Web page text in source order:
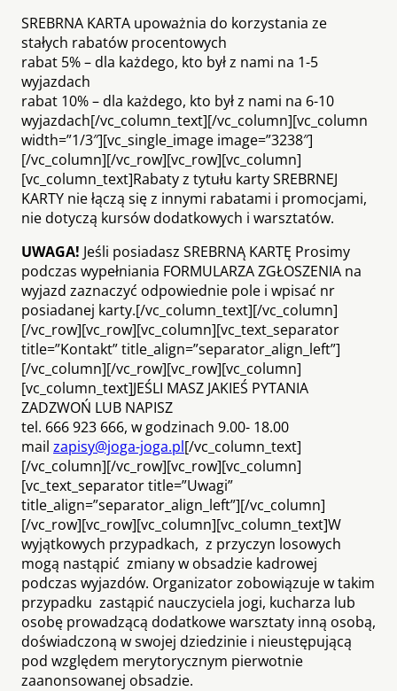
SREBRNA KARTA upoważnia do korzystania ze
stałych rabatów procentowych
rabat 5% – dla każdego, kto był z nami na 1-5
wyjazdach
rabat 10% – dla każdego, kto był z nami na 6-10
wyjazdach[/vc_column_text][/vc_column][vc_column
width=”1/3″][vc_single_image image=”3238″]
[/vc_column][/vc_row][vc_row][vc_column]
[vc_column_text]Rabaty z tytułu karty SREBRNEJ
KARTY nie łączą się z innymi rabatami i promocjami,
nie dotyczą kursów dodatkowych i warsztatów.
UWAGA! Jeśli posiadasz SREBRNĄ KARTĘ Prosimy
podczas wypełniania FORMULARZA ZGŁOSZENIA na
wyjazd zaznaczyć odpowiednie pole i wpisać nr
posiadanej karty.[/vc_column_text][/vc_column]
[/vc_row][vc_row][vc_column][vc_text_separator
title=”Kontakt” title_align=”separator_align_left”]
[/vc_column][/vc_row][vc_row][vc_column]
[vc_column_text]JEŚLI MASZ JAKIEŚ PYTANIA
ZADZWOŃ LUB NAPISZ
tel. 666 923 666, w godzinach 9.00- 18.00
mail zapisy@joga-joga.pl[/vc_column_text]
[/vc_column][/vc_row][vc_row][vc_column]
[vc_text_separator title=”Uwagi”
title_align=”separator_align_left”][/vc_column]
[/vc_row][vc_row][vc_column][vc_column_text]W
wyjątkowych przypadkach, z przyczyn losowych
mogą nastąpić zmiany w obsadzie kadrowej
podczas wyjazdów. Organizator zobowiązuje w takim
przypadku zastąpić nauczyciela jogi, kucharza lub
osobę prowadzącą dodatkowe warsztaty inną osobą,
doświadczoną w swojej dziedzinie i nieustępującą
pod względem merytorycznym pierwotnie
zaanonsowanej obsadzie.